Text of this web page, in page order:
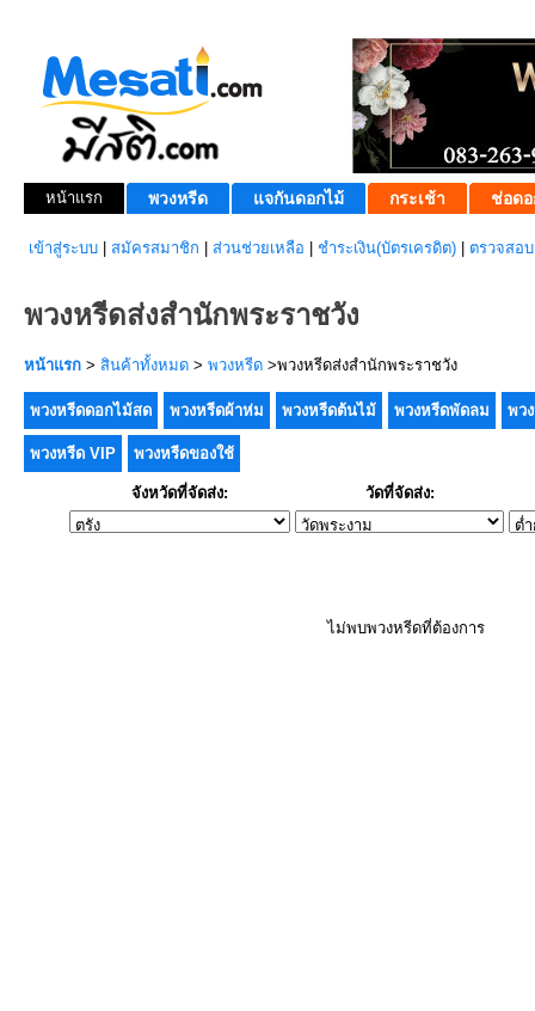
หน้าแรก พวงหรีด แจกันดอกไม้ กระเช้า ช่อดอ
เข้าสู่ระบบ สมัครสมาชิก ส่วนช่วยเหลือ ชำระเงิน(บัตรเครดิต) ตรวจสอ
พวงหรีดส่งสำนักพระราชวัง
หน้าแรก > สินค้าทั้งหมด > พวงหรีด >พวงหรีดส่งสำนักพระราชวัง
พวงหรีดดอกไม้สด พวงหรีดผ้าห่ม พวงหรีดต้นไม้ พวงหรีดพัดลม พว
พวงหรีด VIP พวงหรีดของใช้
จังหวัดที่จัดส่ง: วัดที่จัดส่ง:
ไม่พบพวงหรีดที่ต้องการ